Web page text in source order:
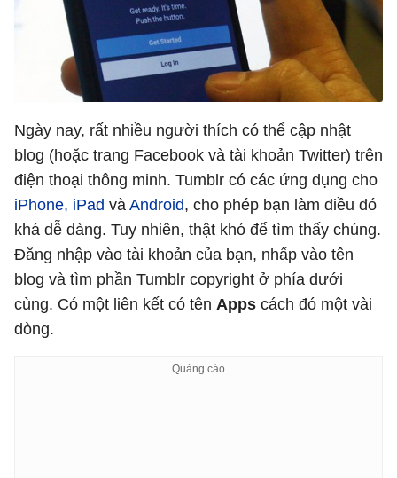
Ngày nay, rất nhiều người thích có thể cập nhật
blog (hoặc trang Facebook và tài khoản Twitter) trên
điện thoại thông minh. Tumblr có các ứng dụng cho
iPhone, iPad và Android, cho phép bạn làm điều đó
khá dễ dàng. Tuy nhiên, thật khó để tìm thấy chúng.
Đăng nhập vào tài khoản của bạn, nhấp vào tên
blog và tìm phần Tumblr copyright ở phía dưới
cùng. Có một liên kết có tên Apps cách đó một vài
dòng.